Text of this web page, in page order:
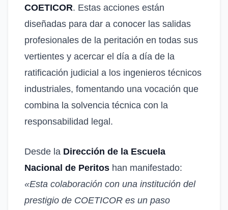
COETICOR. Estas acciones están
diseñadas para dar a conocer las salidas
profesionales de la peritación en todas sus
vertientes y acercar el día a día de la
ratificación judicial a los ingenieros técnicos
industriales, fomentando una vocación que
combina la solvencia técnica con la
responsabilidad legal.
Desde la Dirección de la Escuela
Nacional de Peritos han manifestado:
«Esta colaboración con una institución del
prestigio de COETICOR es un paso